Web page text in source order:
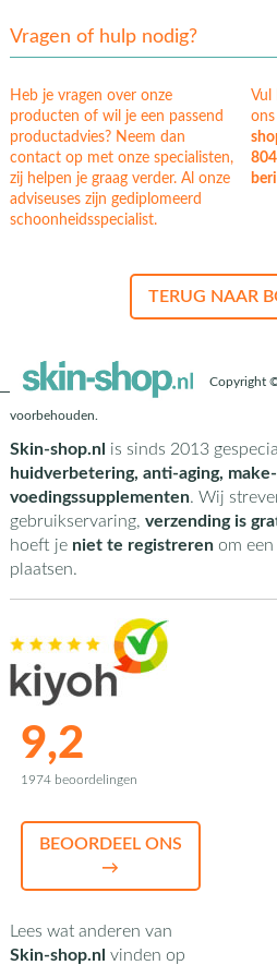
Vragen of hulp nodig?
Heb je vragen over onze
producten of wil je een passend
productadvies? Neem dan
contact op met onze specialisten,
zij helpen je graag verder. Al onze
adviseuses zijn gediplomeerd
schoonheidsspecialist.
804
TERUG NAAR
Copyright
voorbehouden.
Skin-shop.nl is sinds 2013
huidverbetering, anti-aging,
voedingssupplementen. Wij
gebruikservaring, verzending is
hoeft je niet te registrerenom een
plaatsen.
9,2
1974 beoordelingen
BEOORDEEL ONS
→
Lees wat anderen van
Skin-shop.nl vinden op